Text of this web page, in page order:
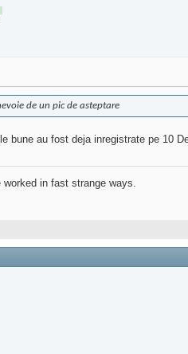
de un pic de asteptare
bune au fost deja inregistrate pe 10
in fast strange ways.